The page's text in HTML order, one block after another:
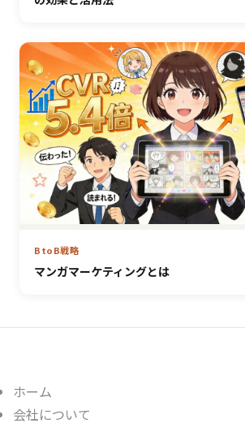
BtoB戦略
マンガマーケティングとは
ホーム
会社について